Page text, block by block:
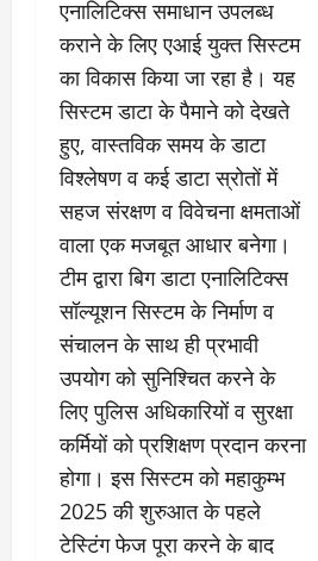
एनालिटिक्स समाधान उपलब्ध
कराने के लिए एआई युक्त सिस्टम
का विकास किया जा रहा है। यह
सिस्टम डाटा के पैमाने को देखते
हुए, वास्तविक समय के डाटा
विश्लेषण व कई डाटा स्रोतों में
सहज संरक्षण व विवेचना क्षमताओं
वाला एक मजबूत आधार बनेगा।
टीम द्वारा बिग डाटा एनालिटिक्स
सॉल्यूशन सिस्टम के निर्माण व
संचालन के साथ ही प्रभावी
उपयोग को सुनिश्चित करने के
लिए पुलिस अधिकारियों व सुरक्षा
कर्मियों को प्रशिक्षण प्रदान करना
होगा। इस सिस्टम को महाकुम्भ
2025 की शुरुआत के पहले
टेस्टिंग फेज पूरा करने के बाद